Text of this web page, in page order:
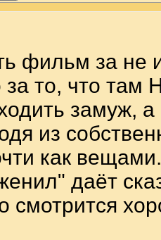
фильм за не
за то, что
замуж,
из
как
даёт
смотрится